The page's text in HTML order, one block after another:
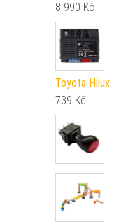
8 990 Kč
Toyota Hilux
739 Kč